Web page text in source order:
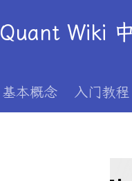
Quant Wiki
基本概念 入门教程